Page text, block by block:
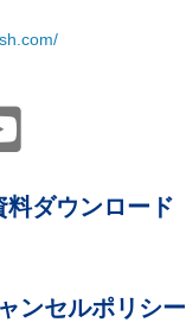
料ダウンロード
ンセルポリシー